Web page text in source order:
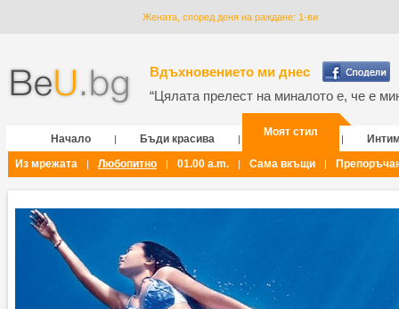
Жената, според деня на раждане: 1-ви
Вдъхновението ми днес
“Цялата прелест на миналото е, че е
Начало | Бъди красива |
Моят стил
|
Из мрежата
| Любопитно | 01.00 a.m. | Сама вкъщи |